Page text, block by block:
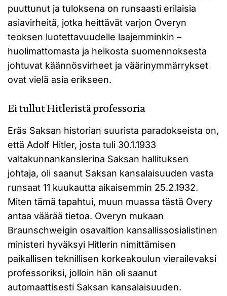
puuttunut ja tuloksena on runsaasti erilaisia
asiavirheitä, jotka heittävät varjon Overyn
teoksen luotettavuudelle laajemminkin –
huolimattomasta ja heikosta suomennoksesta
johtuvat käännösvirheet ja väärinymmärrykset
ovat vielä asia erikseen.
Ei tullut Hitleristä professoria
Eräs Saksan historian suurista paradokseista on,
että Adolf Hitler, josta tuli 30.1.1933
valtakunnankanslerina Saksan hallituksen
johtaja, oli saanut Saksan kansalaisuuden vasta
runsaat 11 kuukautta aikaisemmin 25.2.1932.
Miten tämä tapahtui, muun muassa tästä Overy
antaa väärää tietoa. Overyn mukaan
Braunschweigin osavaltion kansallissosialistinen
ministeri hyväksyi Hitlerin nimittämisen
paikallisen teknillisen korkeakoulun vierailevaksi
professoriksi, jolloin hän oli saanut
automaattisesti Saksan kansalaisuuden.